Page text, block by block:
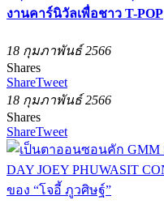
งานคาร์นิวัลเพื่อชาว T-POP
18 กุมภาพันธ์ 2566
Shares
ShareTweet
18 กุมภาพันธ์ 2566
Shares
ShareTweet